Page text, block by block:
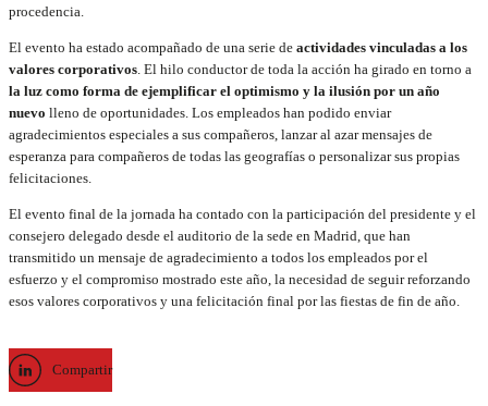
procedencia.
El evento ha estado acompañado de una serie de actividades vinculadas a los
valores corporativos . El hilo conductor de toda la acción ha girado en torno a
la luz como forma de ejemplificar el optimismo y la ilusión por un año
nuevo lleno de oportunidades. Los empleados han podido enviar
agradecimientos especiales a sus compañeros, lanzar al azar mensajes de
esperanza para compañeros de todas las geografías o personalizar sus propias
felicitaciones.
El evento final de la jornada ha contado con la participación del presidente y el
consejero delegado desde el auditorio de la sede en Madrid, que han
transmitido un mensaje de agradecimiento a todos los empleados por el
esfuerzo y el compromiso mostrado este año, la necesidad de seguir reforzando
esos valores corporativos y una felicitación final por las fiestas de fin de año.
Compartir